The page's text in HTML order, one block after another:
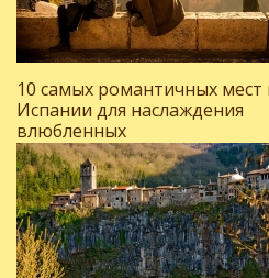
10 самых романтичных мест
Испании для наслаждения
влюбленных